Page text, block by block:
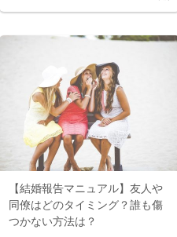
【結婚報告マニュアル】友人や
同僚はどのタイミング？誰も傷
つかない方法は？